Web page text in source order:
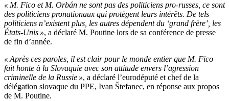
« M. Fico et M. Orbán ne sont pas des politiciens pro-russes, ce sont
des politiciens pronationaux qui protègent leurs intérêts. De tels
politiciens n’existent plus, les autres dépendent du ‘grand frère’, les
États-Unis », a déclaré M. Poutine lors de sa conférence de presse
de fin d’année.
« Après ces paroles, il est clair pour le monde entier que M. Fico
fait honte à la Slovaquie avec son attitude envers l’agression
criminelle de la Russie », a déclaré l’eurodéputé et chef de la
délégation slovaque du PPE, Ivan Štefanec, en réponse aux propos
de M. Poutine.